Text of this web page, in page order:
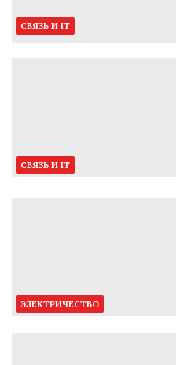
СВЯЗЬ И IT
СВЯЗЬ И IT
ЭЛЕКТРИЧЕСТВО